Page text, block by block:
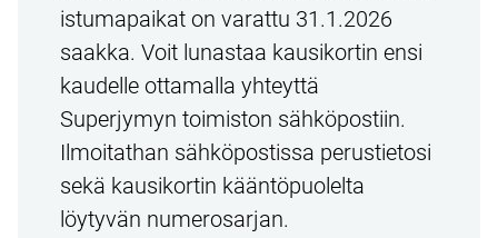
istumapaikat on varattu 31.1.2026
saakka. Voit lunastaa kausikortin ensi
kaudelle ottamalla yhteyttä
Superjymyn toimiston sähköpostiin.
Ilmoitathan sähköpostissa perustietosi
sekä kausikortin kääntöpuolelta
löytyvän numerosarjan.